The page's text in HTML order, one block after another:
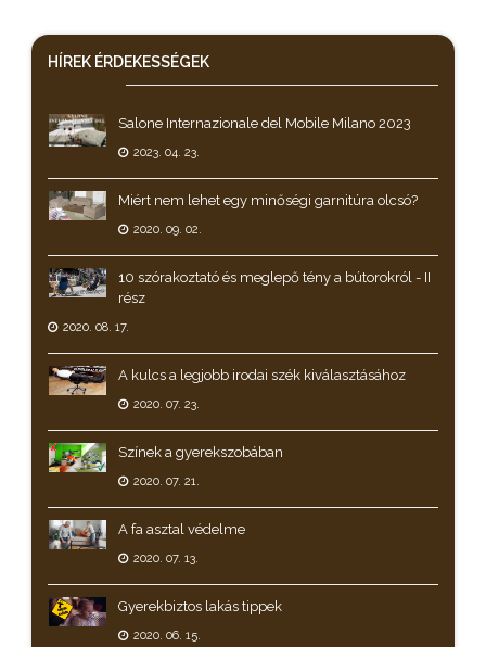
HÍREK ÉRDEKESSÉGEK
Salone Internazionale del Mobile Milano 2023
2023. 04. 23.
Miért nem lehet egy minőségi garnitúra olcsó?
2020. 09. 02.
10 szórakoztató és meglepő tény a bútorokról - II
rész
2020. 08. 17.
A kulcs a legjobb irodai szék kiválasztásához
2020. 07. 23.
Színek a gyerekszobában
2020. 07. 21.
A fa asztal védelme
2020. 07. 13.
Gyerekbiztos lakás tippek
2020. 06. 15.